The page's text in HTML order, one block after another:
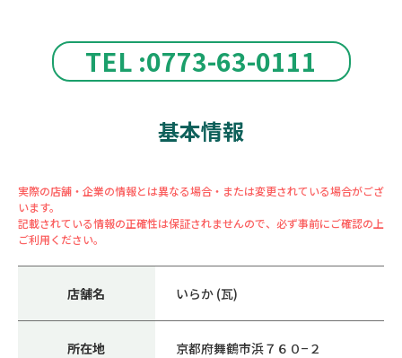
TEL :0773-63-0111
基本情報
実際の店舗・企業の情報とは異なる場合・または変更されている場合がござ
います。
記載されている情報の正確性は保証されませんので、必ず事前にご確認の上
ご利用ください。
店舗名 いらか (瓦)
所在地 京都府舞鶴市浜７６０−２